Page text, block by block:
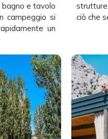
e tavolo
campeggio si
un
ciò che